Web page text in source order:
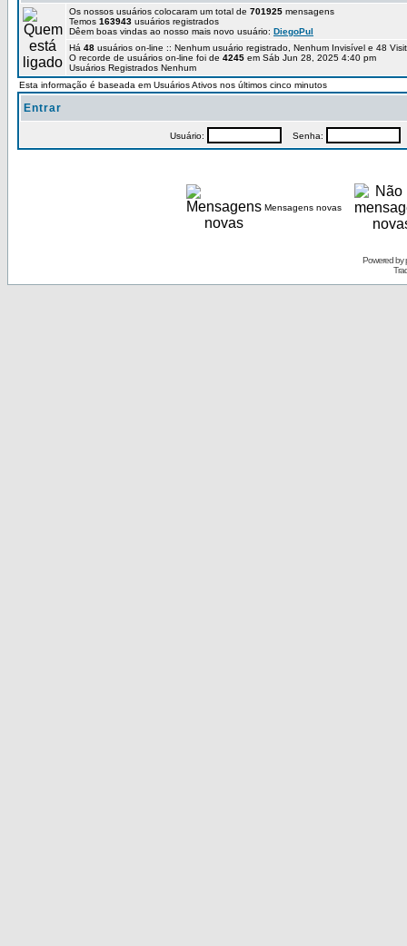
Os nossos usuários colocaram um total de 701925 mensagens
Temos 163943 usuários registrados
Dêem boas vindas ao nosso mais novo usuário: DiegoPul
Há 48 usuários on-line :: Nenhum usuário registrado, Nenhum Invisível e 48
O recorde de usuários on-line foi de 4245 em Sáb Jun 28, 2025 4:40 pm
Usuários Registrados Nenhum
Esta informação é baseada em Usuários Ativos nos últimos cinco minutos
Entrar
Usuário: Senha:
Mensagens novas
Powered by